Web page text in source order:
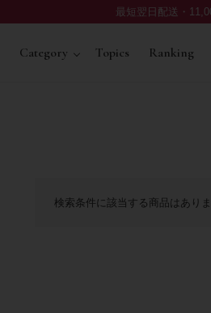
最短翌日配送・
Category Topics Ranking
検索条件に該当する商品はありま